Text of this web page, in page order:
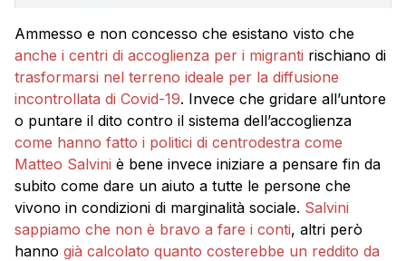
Ammesso e non concesso che esistano visto che
anche i centri di accoglienza per i migranti rischiano di
trasformarsi nel terreno ideale per la diffusione
incontrollata di Covid-19. Invece che gridare all’untore
o puntare il dito contro il sistema dell’accoglienza
come hanno fatto i politici di centrodestra come
Matteo Salvini è bene invece iniziare a pensare fin da
subito come dare un aiuto a tutte le persone che
vivono in condizioni di marginalità sociale. Salvini
sappiamo che non è bravo a fare i conti, altri però
hanno già calcolato quanto costerebbe un reddito da